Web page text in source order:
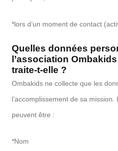
*lors d’un moment de contact
Quelles données
l’association
traite-t-elle ?
Ombakids ne collecte que les
l’accomplissement de sa
peuvent être :
*Nom